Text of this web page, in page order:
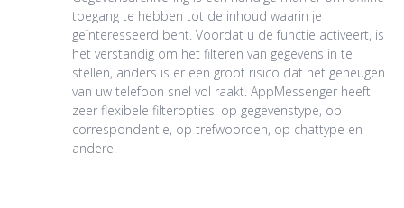
toegang te hebben tot de inhoud waarin je
geïnteresseerd bent. Voordat u de functie activeert, is
het verstandig om het filteren van gegevens in te
stellen, anders is er een groot risico dat het geheugen
van uw telefoon snel vol raakt. AppMessenger heeft
zeer flexibele filteropties: op gegevenstype, op
correspondentie, op trefwoorden, op chattype en
andere.